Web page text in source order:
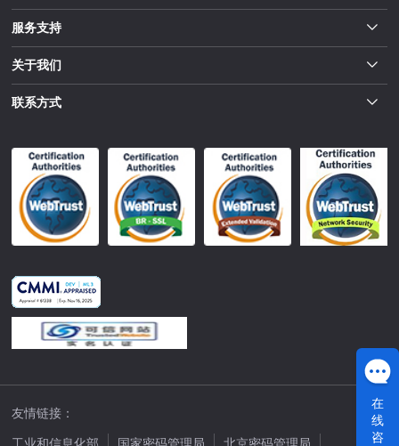
服务支持
关于我们
联系方式
友情链接：
在
线
咨